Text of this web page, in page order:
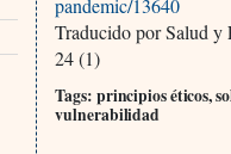
pandemic/13640
Traducido por Salud y
24 (1)
Tags: principios éticos,
vulnerabilidad